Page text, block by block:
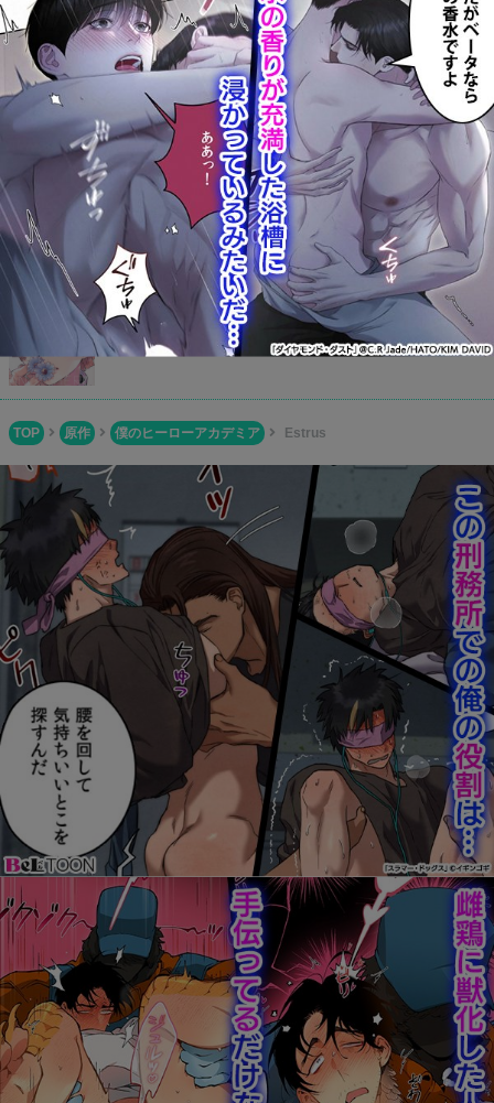
801Books(ヤオイブックス)
毎日何冊も更新されているBL作品をチェック！検索機能も充
実しているので探したい同人誌が見つかるはず！
Boys Books(ボーイズブックス)
BL同人誌が簡単に一気読み！1タップで本編全てが読めちゃ
う便利なサイト！
ふじょコミ！
腐女子御用達の新定番サイト！色々なアニメやゲームの優良
BL作品が多数掲載されています！
TOP 原作 僕のヒーローアカデミア Estrus